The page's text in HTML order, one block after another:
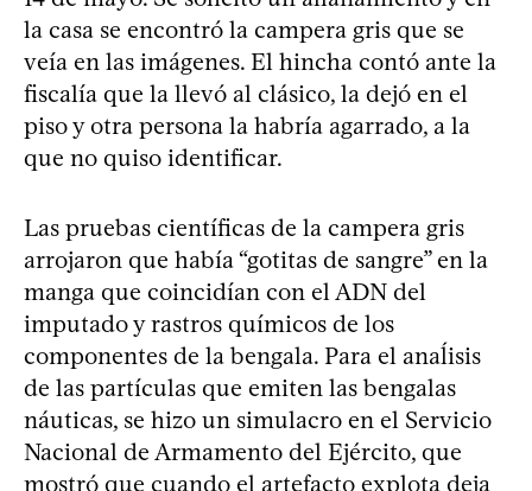
la casa se encontró la campera gris que se
veía en las imágenes. El hincha contó ante la
fiscalía que la llevó al clásico, la dejó en el
piso y otra persona la habría agarrado, a la
que no quiso identificar.
Las pruebas científicas de la campera gris
arrojaron que había “gotitas de sangre” en la
manga que coincidían con el ADN del
imputado y rastros químicos de los
componentes de la bengala. Para el anaĺisis
de las partículas que emiten las bengalas
náuticas, se hizo un simulacro en el Servicio
Nacional de Armamento del Ejército, que
mostró que cuando el artefacto explota deja